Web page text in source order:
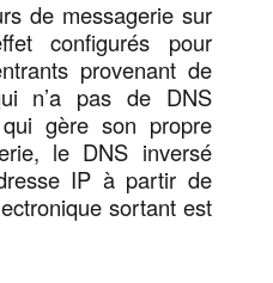
de messagerie sur
configurés pour
provenant de
n’a pas de DNS
gère son propre
le DNS inversé
IP à partir de
sortant est